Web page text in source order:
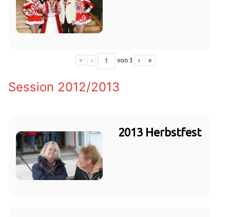
« ‹ von 3 › »
Session 2012/2013
2013 Herbstfest